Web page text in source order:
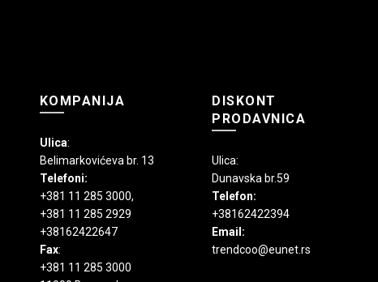
KOMPANIJA
Ulica:
Belimarkovićeva br. 13
Telefoni:
+381 11 285 3000,
+381 11 285 2929
+38162422647
Fax:
+381 11 285 3000
DISKONT
PRODAVNICA
Ulica:
Dunavska br.59
Telefon:
+38162422394
Email:
trendcoo@eunet.rs